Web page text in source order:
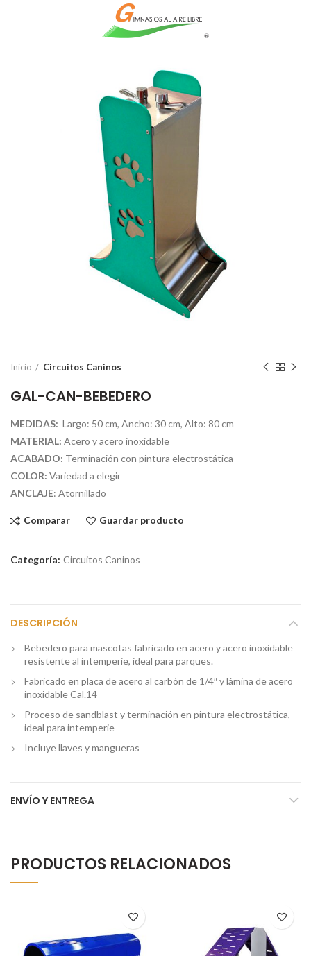
Inicio Circuitos Caninos
GAL-CAN-BEBEDERO
MEDIDAS: Largo: 50 cm, Ancho: 30 cm, Alto: 80 cm
MATERIAL: Acero y acero inoxidable
ACABADO: Terminación con pintura electrostática
COLOR: Variedad a elegir
ANCLAJE: Atornillado
Comparar Guardar producto
Categoría: Circuitos Caninos
DESCRIPCIÓN
Bebedero para mascotas fabricado en acero y acero inoxidable
resistente al intemperie, ideal para parques.
Fabricado en placa de acero al carbón de 1/4″ y lámina de acero
inoxidable Cal.14
Proceso de sandblast y terminación en pintura electrostática,
ideal para intemperie
Incluye llaves y mangueras
ENVÍO Y ENTREGA
PRODUCTOS RELACIONADOS